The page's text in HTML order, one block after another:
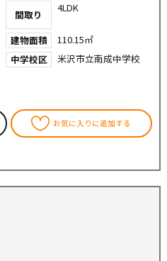
間取り
4LDK
建物面積
110.15㎡
中学校区
米沢市立南成中学校
お気に入りに追加する